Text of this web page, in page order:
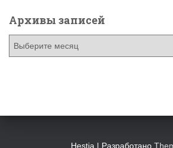
Архивы записей
з
Hestia | Разработано